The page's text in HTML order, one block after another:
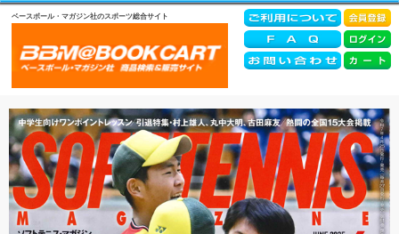
ベースボール・マガジン社のスポーツ総合サイト